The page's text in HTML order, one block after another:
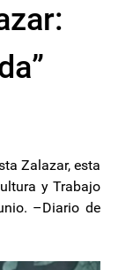
Zalazar, esta
y Trabajo
–Diario de